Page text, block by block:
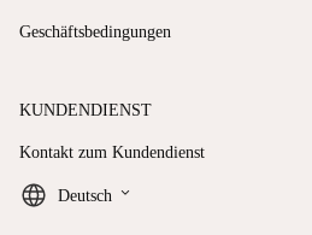
Geschäftsbedingungen
KUNDENDIENST
Kontakt zum Kundendienst
Deutsch keyboard_arrow_down